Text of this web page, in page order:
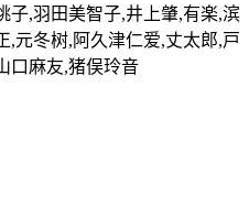
子,羽田美智子,井上肇,有楽,滨
,元冬树,阿久津仁爱,丈太郎,戸
口麻友,猪俣玲音